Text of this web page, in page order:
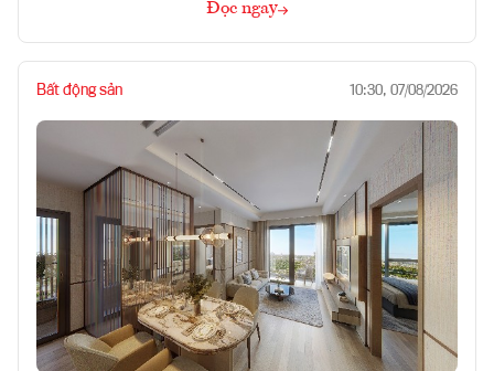
Đọc ngay
Bất động sản 10:30, 07/08/2026